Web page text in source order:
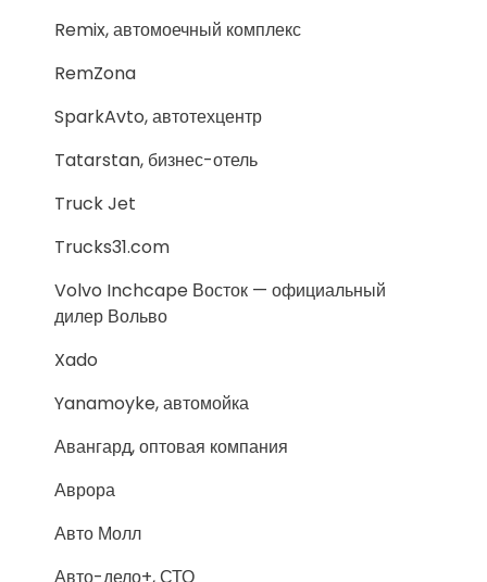
Remix, автомоечный комплекс
RemZona
SparkAvto, автотехцентр
Tatarstan, бизнес-отель
Truck Jet
Trucks31.com
Volvo Inchcape Восток — официальный
дилер Вольво
Xado
Yanamoyke, автомойка
Авангард, оптовая компания
Аврора
Авто Молл